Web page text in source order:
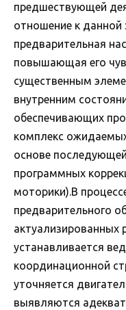
предшествующей
отношение к данной
предварительная
повышающая его
существенным
внутренним
обеспечивающих
комплекс
основе
программных
моторики).В
предварительного
актуализированных
устанавливается
координационной
уточняется
выявляются